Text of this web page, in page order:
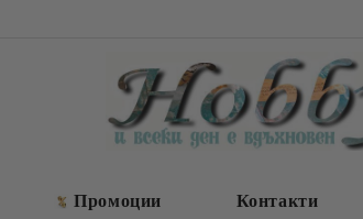
Промоции Контакти